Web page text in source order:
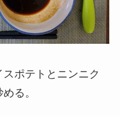
ポテトとニンニク
る。